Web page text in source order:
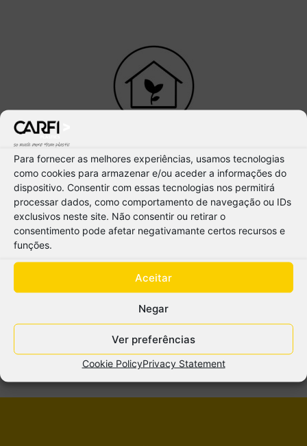
Para fornecer as melhores experiências, usamos tecnologias
como cookies para armazenar e/ou aceder a informações do
dispositivo. Consentir com essas tecnologias nos permitirá
processar dados, como comportamento de navegação ou IDs
exclusivos neste site. Não consentir ou retirar o
consentimento pode afetar negativamante certos recursos e
funções.
Aceitar
Negar
Ver preferências
Cookie PolicyPrivacy Statement
GARDEN AND MULTIPURPOSES
INDUSTRIAL MAINTENENCE